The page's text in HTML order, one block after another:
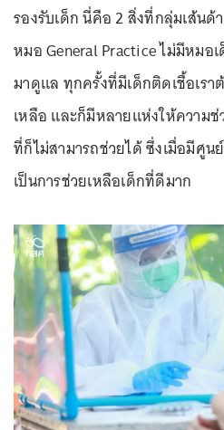
รองรับเด็ก นี่คือ 2 สิ่งที่กลุ่มเส้นด้
หมอ General Practice ไม่มีหมอ
มาดูแล ทุกครั้งที่มีเด็กติดเชื้อเรา
เหลือ และก็มีหลายแห่งให้ความ
ที่ก็ไม่สามารถช่วยได้ ซึ่งเมื่อมีศูน
เป็นการช่วยเหลือเด็กที่ดีมาก